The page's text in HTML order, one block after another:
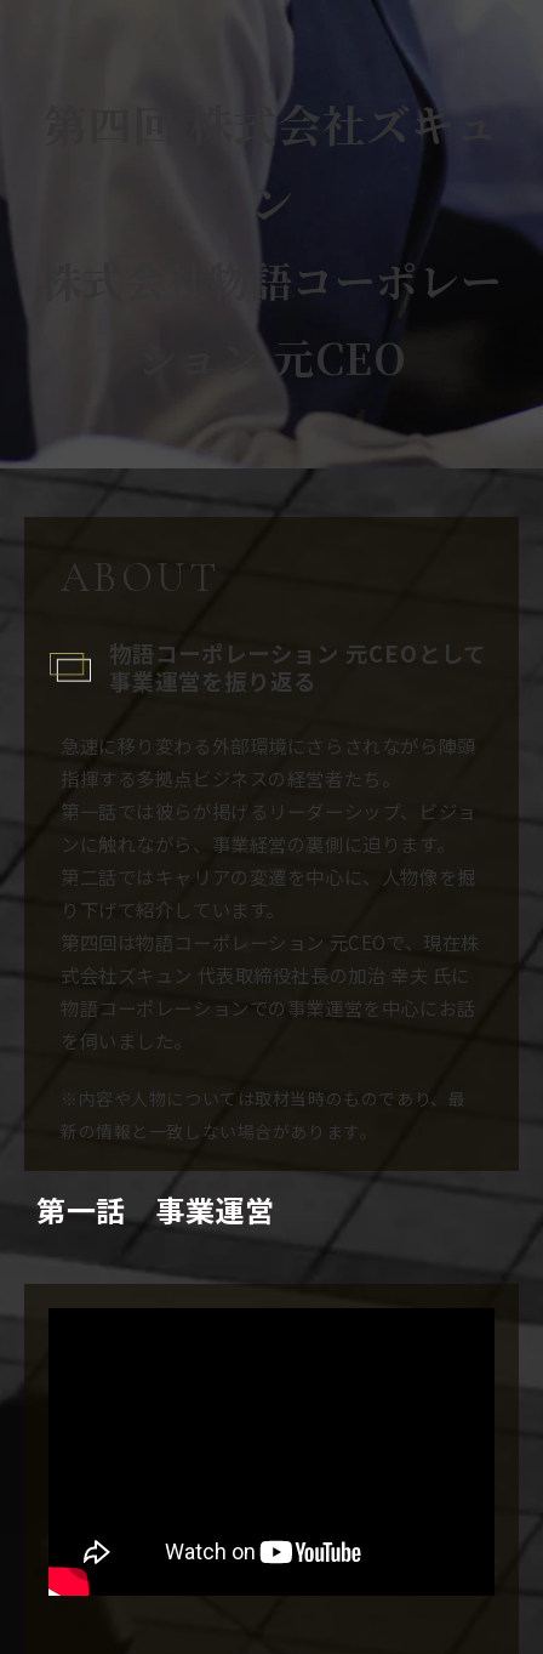
第四回 株式会社ズキュ
ン
株式会社物語コーポレー
ション 元CEO
ABOUT
物語コーポレーション 元CEOとして
事業運営を振り返る
急速に移り変わる外部環境にさらされながら陣頭
指揮する多拠点ビジネスの経営者たち。
第一話では彼らが掲げるリーダーシップ、ビジョ
ンに触れながら、事業経営の裏側に迫ります。
第二話ではキャリアの変遷を中心に、人物像を掘
り下げて紹介しています。
第四回は物語コーポレーション 元CEOで、現在株
式会社ズキュン 代表取締役社長の加治 幸夫 氏に
物語コーポレーションでの事業運営を中心にお話
を伺いました。
※内容や人物については取材当時のものであり、最
新の情報と一致しない場合があります。
第一話 事業運営